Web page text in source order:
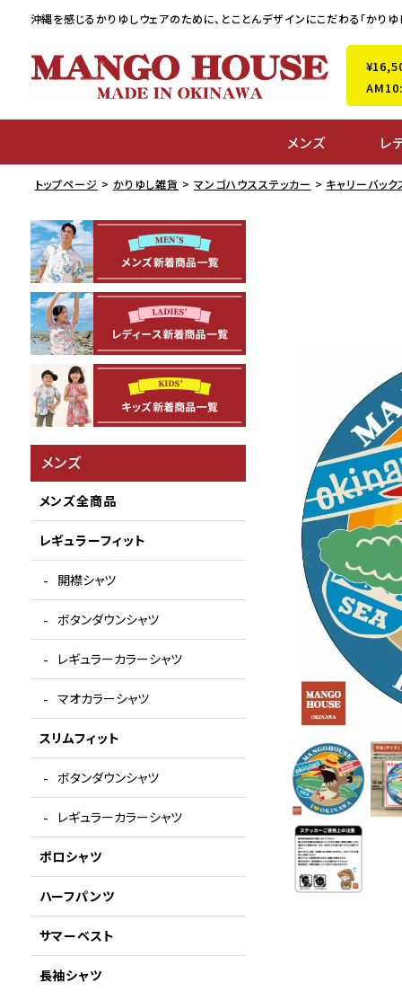
沖縄を感じるかりゆしウェアのために、 とことんデザインにこだわる「かり
メンズ レ
トップページ かりゆし雑貨 マンゴハウスステッカー キャリーバック
メンズ
メンズ全商品
レギュラーフィット
開襟シャツ
ボタンダウンシャツ
レギュラーカラーシャツ
マオカラーシャツ
スリムフィット
ボタンダウンシャツ
レギュラーカラーシャツ
ポロシャツ
ハーフパンツ
サマーベスト
長袖シャツ